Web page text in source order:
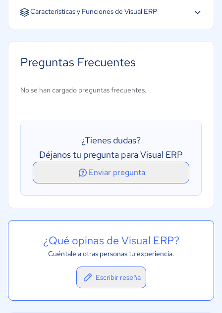
Español Inglés
Características y Funciones de Visual ERP
Gestión financiera
Preguntas Frecuentes
No se han cargado preguntas frecuentes.
¿Tienes dudas?
Déjanos tu pregunta para Visual ERP
Enviar pregunta
¿Qué opinas de Visual ERP?
Cuéntale a otras personas tu experiencia.
Escribir reseña